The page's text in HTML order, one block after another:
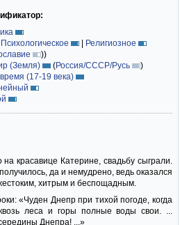
Психологическое | Религиозное
))
(Земля) (Россия/СССР/Русь
)
(17-19 века)
красавице Катерине, свадьбу сыграли.
да и немудрено, ведь оказался
хитрым и беспощадным.
«Чуден Днепр при тихой погоде, когда
леса и горы полные воды свои. ...
Днепра! ...»